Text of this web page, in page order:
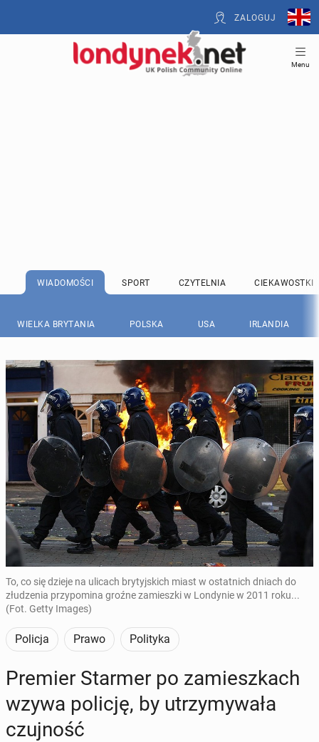
ZALOGUJ
Menu
WIADOMOŚCI SPORT CZYTELNIA CIEKAWOSTKI
WIELKA BRYTANIA POLSKA USA IRLANDIA
To, co się dzieje na ulicach brytyjskich miast w ostatnich dniach do
złudzenia przypomina groźne zamieszki w Londynie w 2011 roku...
(Fot. Getty Images)
Policja Prawo Polityka
Premier Starmer po za­miesz­kach
wzywa policję, by utrzy­my­wa­ła
czuj­ność